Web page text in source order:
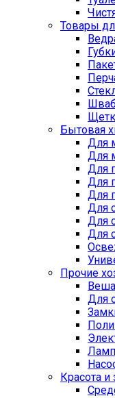
Товары
Бытовая
Для
Для
Для
Для
Для
Для
Для
Для
Прочие
Для
Красота и